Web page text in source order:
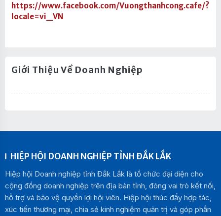
https://www.facebook.com/Vuongthanhcong.cafe/?
locale=vi_VN
Giới Thiệu Về Doanh Nghiệp
HIỆP HỘI DOANH NGHIỆP TỈNH ĐẮK LẮK
Hiệp hội Doanh nghiệp tỉnh Đắk Lắk là tổ chức đại diện cho
cộng đồng doanh nghiệp trên địa bàn tỉnh, đóng vai trò kết nối,
hỗ trợ và bảo vệ quyền lợi hội viên. Hiệp hội thúc đẩy hợp tác,
xúc tiến thương mại, chia sẻ kinh nghiệm quản trị và góp phần